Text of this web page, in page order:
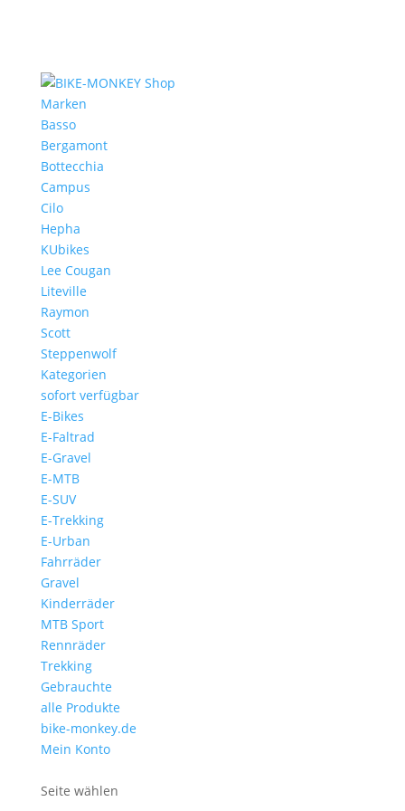
Marken
Basso
Bergamont
Bottecchia
Campus
Cilo
Hepha
KUbikes
Lee Cougan
Liteville
Raymon
Scott
Steppenwolf
Kategorien
sofort verfügbar
E-Bikes
E-Faltrad
E-Gravel
E-MTB
E-SUV
E-Trekking
E-Urban
Fahrräder
Gravel
Kinderräder
MTB Sport
Rennräder
Trekking
Gebrauchte
alle Produkte
bike-monkey.de
Mein Konto
Seite wählen